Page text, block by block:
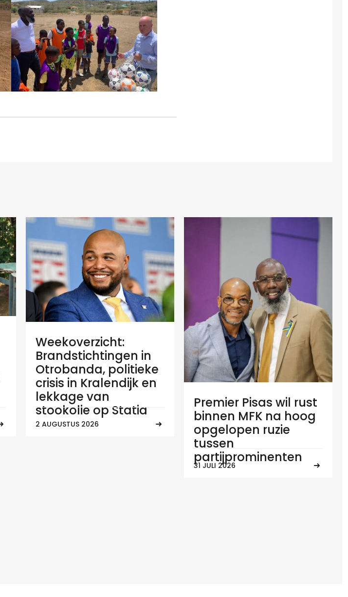
Weekoverzicht:
Brandstichtingen in
Otrobanda, politieke
crisis in Kralendijk en
lekkage van
stookolie op Statia
2 AUGUSTUS 2026
Premier Pisas wil rust
binnen MFK na hoog
opgelopen ruzie
tussen
partijprominenten
31 JULI 2026